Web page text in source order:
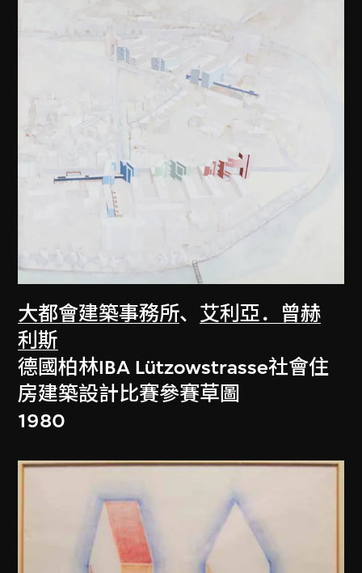
大都會建築事務所、 艾利亞．曾赫
利斯
德國柏林IBA Lützowstrasse社會住
房建築設計比賽參賽草圖
1980